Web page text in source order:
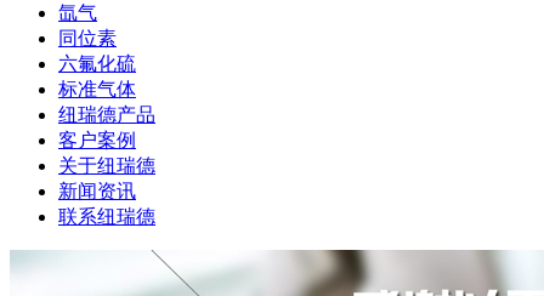
氙气
同位素
六氟化硫
标准气体
纽瑞德产品
客户案例
关于纽瑞德
新闻资讯
联系纽瑞德